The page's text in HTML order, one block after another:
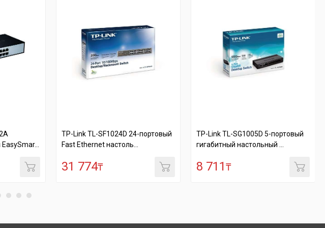
TP-Link TL-SF1024D 24-портовый
Fast Ethernet настоль...
31 774 ₸
TP-Link TL-SG1005D 5-портовый
гигабитный настольный ...
8 711
TP-Link
27